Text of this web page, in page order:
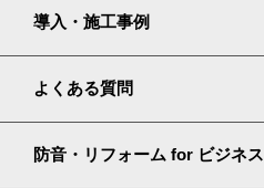
リフォームソリューション
宮地楽器のセールスプライド
中古防音室購入ガイド
導入・施工事例
よくある質問
防音・リフォーム for ビジネス